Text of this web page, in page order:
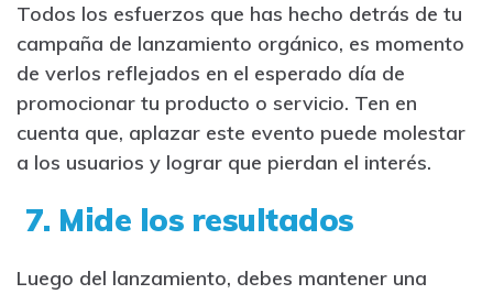
Todos los esfuerzos que has hecho detrás de tu
campaña de lanzamiento orgánico, es momento
de verlos reflejados en el esperado día de
promocionar tu producto o servicio. Ten en
cuenta que, aplazar este evento puede molestar
a los usuarios y lograr que pierdan el interés.
7. Mide los resultados
Luego del lanzamiento, debes mantener una